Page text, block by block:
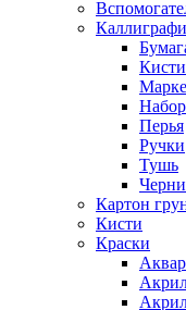
Кисти
Перья
Ручки
Тушь
Картон
Кисти
Краски